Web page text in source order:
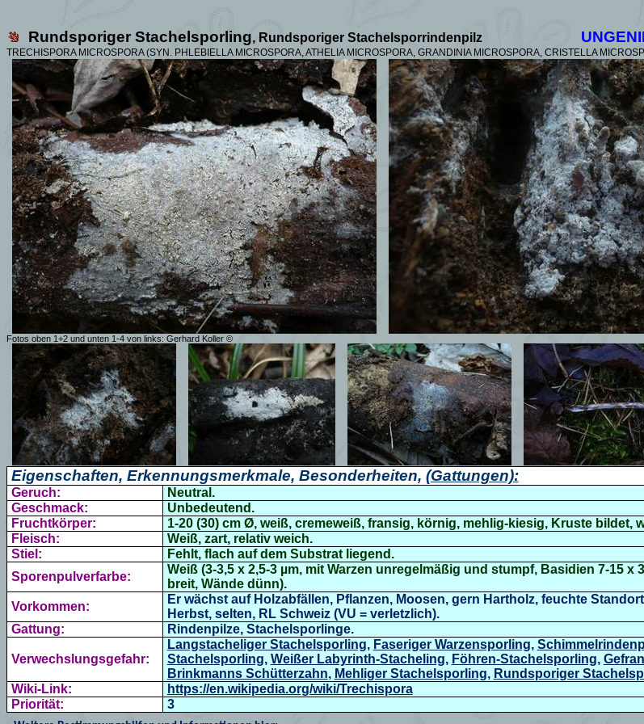
Rundsporiger Stachelsporling, Rundsporiger Stachelsporrindenpilz
TRECHISPORA MICROSPORA (SYN. PHLEBIELLA MICROSPORA, ATHELIA MICROSPORA, GRANDINIA MICROSPORA, CRISTELLA
Fotos oben 1+2 und unten 1-4 von links: Gerhard Koller ©
Eigenschaften, Erkennungsmerkmale, Besonderheiten, (Gattungen):
Geruch:
Neutral.
Geschmack:
Unbedeutend.
Fruchtkörper:
1-20 (30) cm Ø, weiß, cremeweiß, fransig, körnig, mehlig-kiesig, Kruste bildet,
Fleisch:
Weiß, zart, relativ weich.
Stiel:
Fehlt, flach auf dem Substrat liegend.
Sporenpulverfarbe:
Weiß (3-3,5 x 2,5-3 µm, mit Warzen unregelmäßig und stumpf, Basidien 7-15 x
breit, Wände dünn).
Vorkommen:
Er wächst auf Holzabfällen, Pflanzen, Moosen, gern Hartholz, feuchte
Herbst, selten, RL Schweiz (VU = verletzlich).
Gattung:
Rindenpilze, Stachelsporlinge.
Verwechslungsgefahr:
Langstacheliger Stachelsporling, Faseriger Warzensporling,
Stachelsporling, Weißer Labyrinth-Stacheling, Föhren-Stachelsporling,
Brinkmanns Schütterzahn, Mehliger Stachelsporling, Rundsporiger
Wiki-Link:
https://en.wikipedia.org/wiki/Trechispora
Priorität:
3